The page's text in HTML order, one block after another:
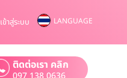
เข้าสู่ระบบ LANGUAGE
ติดต่อเรา คลิก